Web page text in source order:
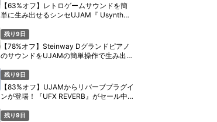
【63%オフ】レトロゲームサウンドを簡
単に生み出せるシンセUJAM『 Usynth
残り9日
【78%オフ】Steinway Dグランドピアノ
のサウンドをUJAMの簡単操作で生み出す
【期間限定】
残り9日
【83%オフ】UJAMからリバーブプラグイ
ンが登場！『UFX REVERB』がセール中
残り9日